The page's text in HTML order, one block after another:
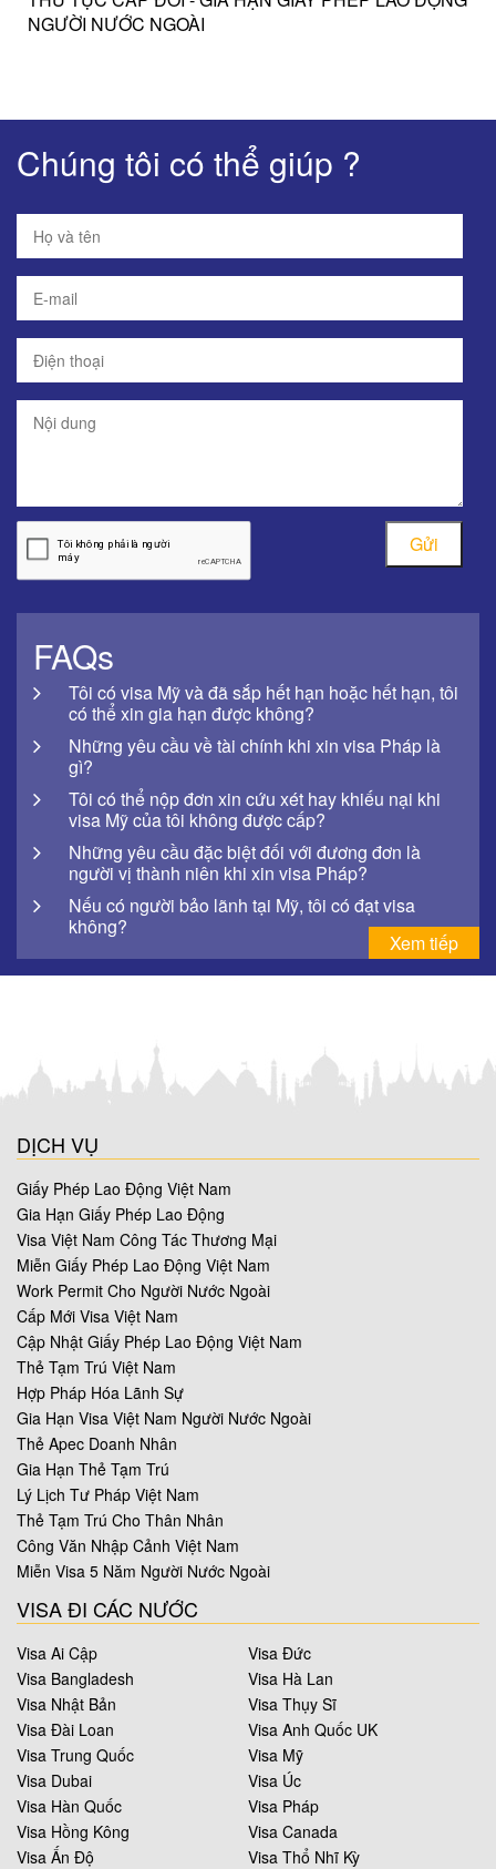
NGƯỜI NƯỚC NGOÀI
Chúng tôi có thể giúp ?
Gửi
FAQs
Tôi có visa Mỹ và đã sắp hết hạn hoặc hết hạn, tôi
có thể xin gia hạn được không?
Những yêu cầu về tài chính khi xin visa Pháp là
gì?
Tôi có thể nộp đơn xin cứu xét hay khiếu nại khi
visa Mỹ của tôi không được cấp?
Những yêu cầu đặc biệt đối với đương đơn là
người vị thành niên khi xin visa Pháp?
Nếu có người bảo lãnh tại Mỹ, tôi có đạt visa
không?
Xem tiếp
DỊCH VỤ
Giấy Phép Lao Động Việt Nam
Gia Hạn Giấy Phép Lao Động
Visa Việt Nam Công Tác Thương Mại
Miễn Giấy Phép Lao Động Việt Nam
Work Permit Cho Người Nước Ngoài
Cấp Mới Visa Việt Nam
Cập Nhật Giấy Phép Lao Động Việt Nam
Thẻ Tạm Trú Việt Nam
Hợp Pháp Hóa Lãnh Sự
Gia Hạn Visa Việt Nam Người Nước Ngoài
Thẻ Apec Doanh Nhân
Gia Hạn Thẻ Tạm Trú
Lý Lịch Tư Pháp Việt Nam
Thẻ Tạm Trú Cho Thân Nhân
Công Văn Nhập Cảnh Việt Nam
Miễn Visa 5 Năm Người Nước Ngoài
VISA ĐI CÁC NƯỚC
Visa Ai Cập
Visa Bangladesh
Visa Nhật Bản
Visa Đài Loan
Visa Trung Quốc
Visa Dubai
Visa Hàn Quốc
Visa Hồng Kông
Visa Ấn Độ
Visa Đức
Visa Hà Lan
Visa Thụy Sĩ
Visa Anh Quốc UK
Visa Mỹ
Visa Úc
Visa Pháp
Visa Canada
Visa Thổ Nhĩ Kỳ